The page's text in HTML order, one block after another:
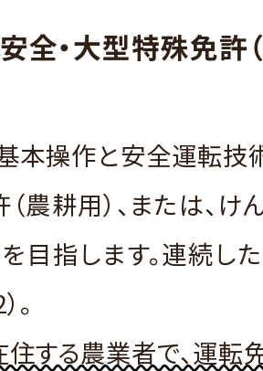
・大型特殊免許
本操作と安全運転技
農耕用）、または、け
目指します。連続し
。
する農業者で、運転